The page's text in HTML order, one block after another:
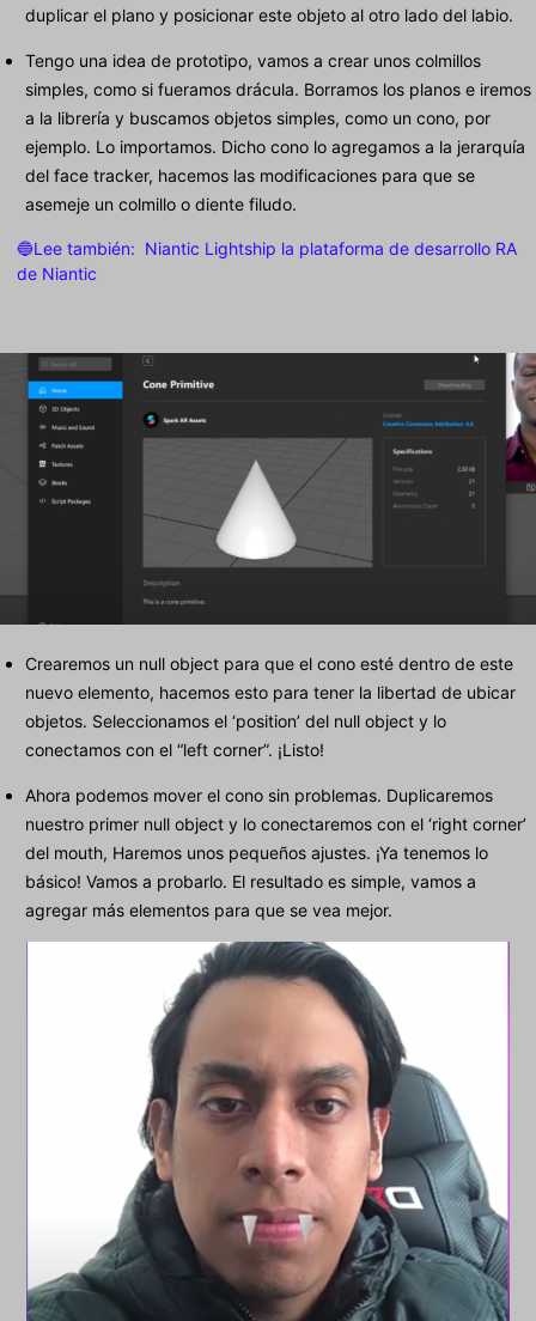
duplicar el plano y posicionar este objeto al otro lado del labio.
Tengo una idea de prototipo, vamos a crear unos colmillos
simples, como si fueramos drácula. Borramos los planos e iremos
a la librería y buscamos objetos simples, como un cono, por
ejemplo. Lo importamos. Dicho cono lo agregamos a la jerarquía
del face tracker, hacemos las modificaciones para que se
asemeje un colmillo o diente filudo.
🔵Lee también: Niantic Lightship la plataforma de desarrollo RA
de Niantic
Crearemos un null object para que el cono esté dentro de este
nuevo elemento, hacemos esto para tener la libertad de ubicar
objetos. Seleccionamos el ‘position’ del null object y lo
conectamos con el “left corner”. ¡Listo!
Ahora podemos mover el cono sin problemas. Duplicaremos
nuestro primer null object y lo conectaremos con el ‘right corner’
del mouth, Haremos unos pequeños ajustes. ¡Ya tenemos lo
básico! Vamos a probarlo. El resultado es simple, vamos a
agregar más elementos para que se vea mejor.